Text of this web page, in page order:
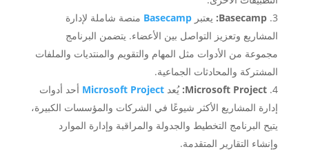
Basecamp: يعتبر Basecamp منصة شاملة لإدارة
المشاريع وتعزيز التواصل بين الأعضاء. يتضمن البرنامج
مجموعة من الأدوات مثل المهام والتقويم والمنتديات والملفات
المشتركة والمحادثات الجماعية.
Microsoft Project: يُعد Microsoft Project أحد أدوات
إدارة المشاريع الأكثر شيوعًا في الشركات والمؤسسات الكبيرة،
يتيح البرنامج التخطيط والجدولة والمراقبة وإدارة الموارد
وإنشاء التقارير المتقدمة.